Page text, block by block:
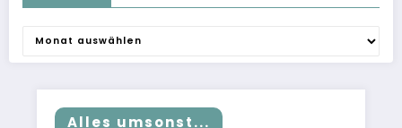
Alles umsonst...